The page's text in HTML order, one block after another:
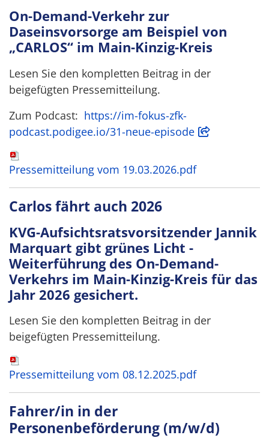
On-Demand-Verkehr zur
Daseinsvorsorge am Beispiel von
„CARLOS“ im Main-Kinzig-Kreis
Lesen Sie den kompletten Beitrag in der
beigefügten Pressemitteilung.
Zum Podcast: https://im-fokus-zfk-
podcast.podigee.io/31-neue-episode
Pressemitteilung vom 19.03.2026.pdf
Carlos fährt auch 2026
KVG-Aufsichtsratsvorsitzender Jannik
Marquart gibt grünes Licht -
Weiterführung des On-Demand-
Verkehrs im Main-Kinzig-Kreis für das
Jahr 2026 gesichert.
Lesen Sie den kompletten Beitrag in der
beigefügten Pressemitteilung.
Pressemitteilung vom 08.12.2025.pdf
Fahrer/in in der
Personenbeförderung (m/w/d)